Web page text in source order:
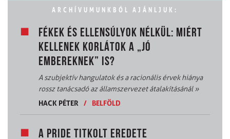
ARCHÍVUMUNKBÓL AJÁNLJUK:
FÉKEK ÉS ELLENSÚLYOK NÉLKÜL: MIÉRT
KELLENEK KORLÁTOK A „JÓ
EMBEREKNEK” IS?
A szubjektív hangulatok és a racionális érvek hiánya
rossz tanácsadó az államszervezet átalakításánál»
HACK PÉTER
/ BELFÖLD
A PRIDE TITKOLT EREDETE